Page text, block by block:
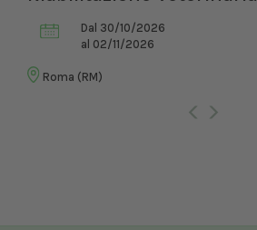
Dal 30/10/2026
al 02/11/2026
Roma (RM)